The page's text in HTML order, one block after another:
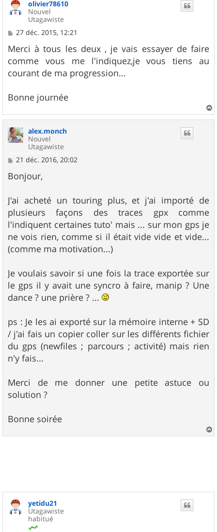
olivier78610
Nouvel
Utagawiste
M
s
s
a
g
e
27 déc. 2015, 12:21
Merci à tous les deux , je vais essayer de faire
comme vous me l'indiquez,je vous tiens au
courant de ma progression...
Bonne journée
a
alex.monch
Nouvel
Utagawiste
M
s
s
g
e
21 déc. 2016, 20:02
Bonjour,
J'ai acheté un touring plus, et j'ai importé de
plusieurs façons des traces gpx comme
l'indiquent certaines tuto' mais ... sur mon gps je
ne vois rien, comme si il était vide vide et vide...
(comme ma motivation...)
Je voulais savoir si une fois la trace exportée sur
le gps il y avait une syncro à faire, manip ? Une
dance ? une prière ? ...
ps : Je les ai exporté sur la mémoire interne + SD
/ j'ai fais un copier coller sur les différents fichier
du gps (newfiles ; parcours ; activité) mais rien
n'y fais...
Merci de me donner une petite astuce ou
solution ?
Bonne soirée
a
yetidu21
Utagawiste
habitué